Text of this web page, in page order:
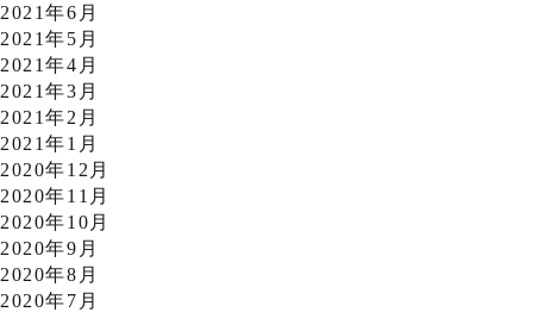
2021年6月
2021年5月
2021年4月
2021年3月
2021年2月
2021年1月
2020年12月
2020年11月
2020年10月
2020年9月
2020年8月
2020年7月